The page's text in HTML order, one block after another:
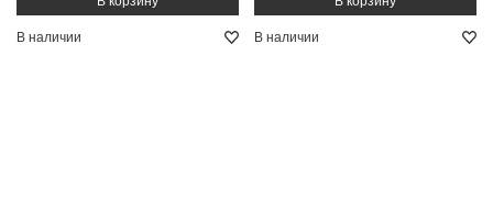
В наличии В наличии